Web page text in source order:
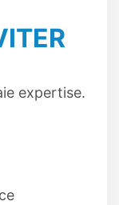
expertise.